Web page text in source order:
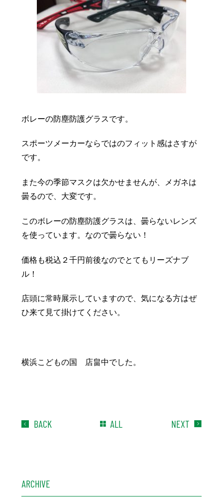
ボレーの防塵防護グラスです。
スポーツメーカーならではのフィット感はさすが
です。
また今の季節マスクは欠かせませんが、メガネは
曇るので、大変です。
このボレーの防塵防護グラスは、曇らないレンズ
を使っています。なので曇らない！
価格も税込２千円前後なのでとてもリーズナブ
ル！
店頭に常時展示していますので、気になる方はぜ
ひ来て見て掛けてください。
横浜こどもの国 店畠中でした。
BACK ALL NEXT
ARCHIVE